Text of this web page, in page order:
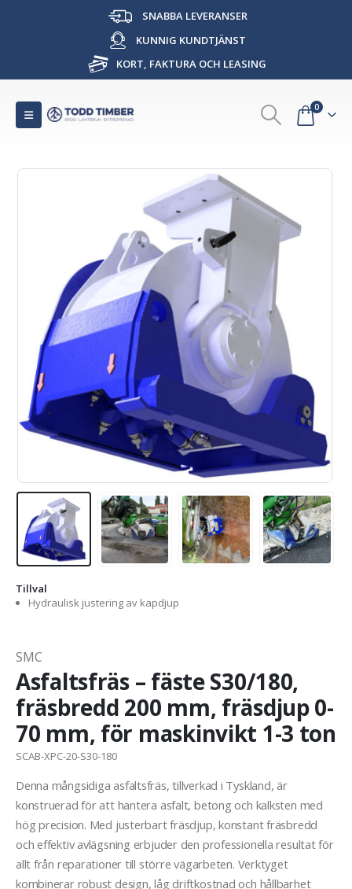
SNABBA LEVERANSER
KUNNIG KUNDTJÄNST
KORT, FAKTURA OCH LEASING
0
Tillval
Hydraulisk justering av kapdjup
SMC
Asfaltsfräs – fäste S30/180,
fräsbredd 200 mm, fräsdjup 0-
70 mm, för maskinvikt 1-3 ton
SCAB-XPC-20-S30-180
Denna mångsidiga asfaltsfräs, tillverkad i Tyskland, är
konstruerad för att hantera asfalt, betong och kalksten med
hög precision. Med justerbart fräsdjup, konstant fräsbredd
och effektiv avlägsning erbjuder den professionella resultat för
allt från reparationer till större vägarbeten. Verktyget
kombinerar robust design, låg driftkostnad och hållbarhet